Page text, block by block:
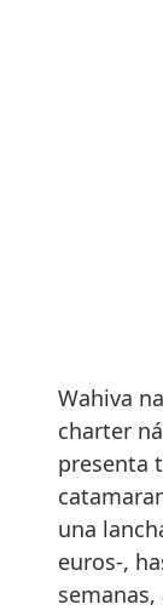
Wahiva
charter
presenta
una
euros-,